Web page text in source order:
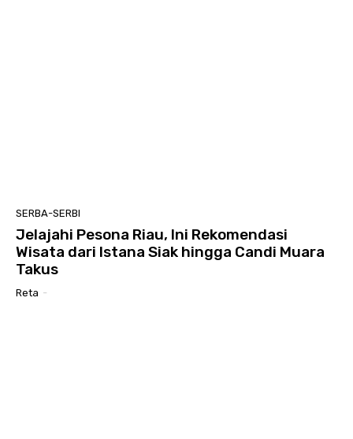
SERBA-SERBI
Jelajahi Pesona Riau, Ini Rekomendasi
Wisata dari Istana Siak hingga Candi Muara
Takus
Reta -